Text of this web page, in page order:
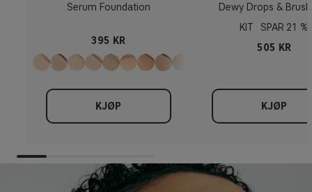
Serum Foundation
395 KR
KJØP
Dewy Drops &
KIT
21 %
505 KR
KJØP